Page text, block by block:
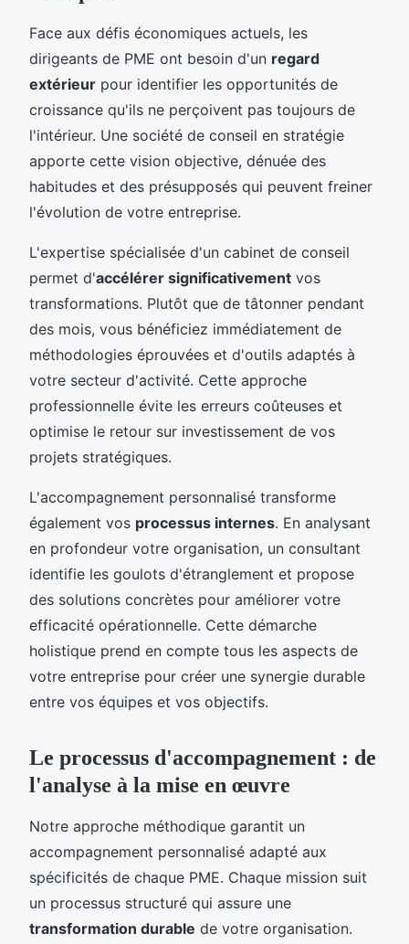
Face aux défis économiques actuels, les
dirigeants de PME ont besoin d'un regard
extérieur pour identifier les opportunités de
croissance qu'ils ne perçoivent pas toujours de
l'intérieur. Une société de conseil en stratégie
apporte cette vision objective, dénuée des
habitudes et des présupposés qui peuvent freiner
l'évolution de votre entreprise.
L'expertise spécialisée d'un cabinet de conseil
permet d'accélérer significativement vos
transformations. Plutôt que de tâtonner pendant
des mois, vous bénéficiez immédiatement de
méthodologies éprouvées et d'outils adaptés à
votre secteur d'activité. Cette approche
professionnelle évite les erreurs coûteuses et
optimise le retour sur investissement de vos
projets stratégiques.
L'accompagnement personnalisé transforme
également vos processus internes. En analysant
en profondeur votre organisation, un consultant
identifie les goulots d'étranglement et propose
des solutions concrètes pour améliorer votre
efficacité opérationnelle. Cette démarche
holistique prend en compte tous les aspects de
votre entreprise pour créer une synergie durable
entre vos équipes et vos objectifs.
Le processus d'accompagnement : de
l'analyse à la mise en œuvre
Notre approche méthodique garantit un
accompagnement personnalisé adapté aux
spécificités de chaque PME. Chaque mission suit
un processus structuré qui assure une
transformation durable de votre organisation.